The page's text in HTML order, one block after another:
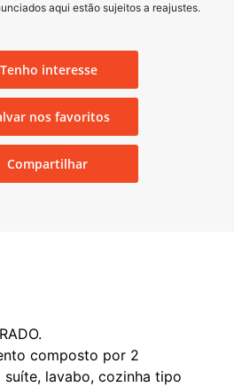
aqui estão sujeitos a reajustes.
Tenho interesse
nos favoritos
Compartilhar
composto por 2
lavabo, cozinha tipo